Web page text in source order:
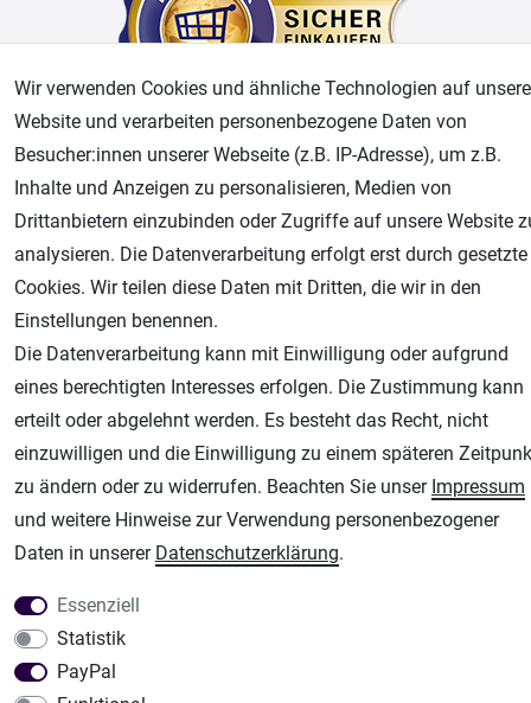
Airbrush-City
Fachhandel für: Airbrushpistolen, Kompressoren, Airbrushfarben
Modellbau-City
Modellbau Shop
Plotter-City
Schneideplotter, Transferpressen, Siebdruck und Plotterfolien
Im Shop Kaufen
Küchen Zubehör - Haus/Garten - Tierbedarf
Wir verwenden Cookies und ähnliche Technologien auf
Website und verarbeiten personenbezogene Daten von
Besucher:innen unserer Webseite (z.B. IP-Adresse), um z.B.
Inhalte und Anzeigen zu personalisieren, Medien von
Drittanbietern einzubinden oder Zugriffe auf unsere Website
analysieren. Die Datenverarbeitung erfolgt erst durch gesetzte
Cookies. Wir teilen diese Daten mit Dritten, die wir in den
Einstellungen benennen.
Die Datenverarbeitung kann mit Einwilligung oder aufgrund
eines berechtigten Interesses erfolgen. Die Zustimmung kann
erteilt oder abgelehnt werden. Es besteht das Recht, nicht
einzuwilligen und die Einwilligung zu einem späteren
zu ändern oder zu widerrufen. Beachten Sie unser Impressum
und weitere Hinweise zur Verwendung personenbezogener
Daten in unserer Daten­schutz­erklärung.
Essenziell
Statistik
PayPal